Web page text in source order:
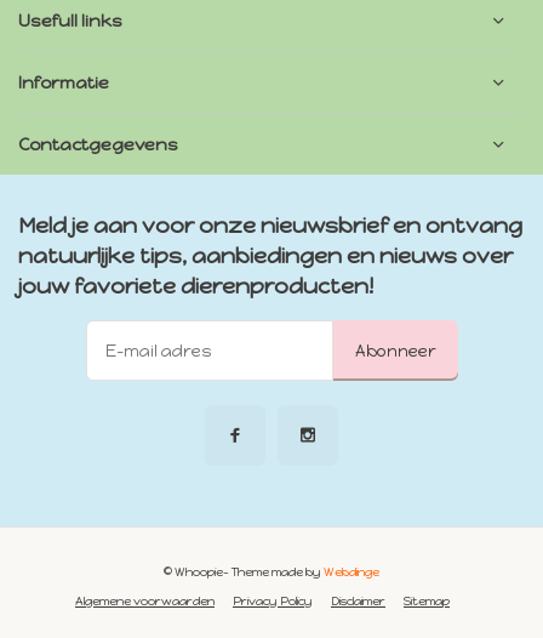
Usefull links
Informatie
Contactgegevens
Meld je aan voor onze nieuwsbrief en ontvang
natuurlijke tips, aanbiedingen en nieuws over
jouw favoriete dierenproducten!
Abonneer
Algemene voorwaarden Privacy Policy Disclaimer Sitemap
© Whoopie- Theme made by Webdinge